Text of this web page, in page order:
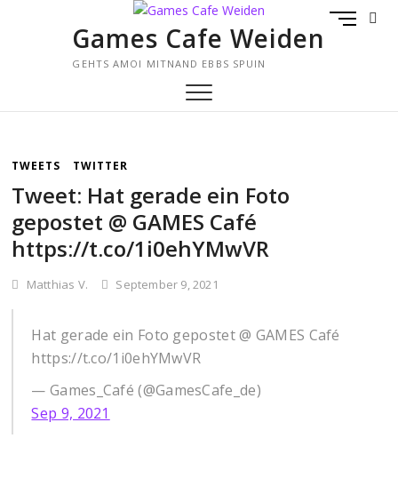
Games Cafe Weiden
GEHTS AMOI MITNAND EBBS SPUIN
M
TWEETS TWITTER
Tweet: Hat gerade ein Foto
gepostet @ GAMES Café
https://t.co/1i0ehYMwVR
Matthias V. September 9, 2021
Hat gerade ein Foto gepostet @ GAMES Café
https://t.co/1i0ehYMwVR
— Games_Café (@GamesCafe_de)
Sep 9, 2021